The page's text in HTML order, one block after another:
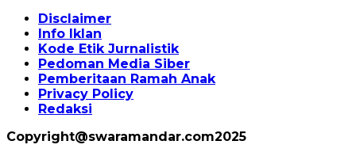
Disclaimer
Info Iklan
Kode Etik Jurnalistik
Pedoman Media Siber
Pemberitaan Ramah Anak
Privacy Policy
Redaksi
Copyright@swaramandar.com2025